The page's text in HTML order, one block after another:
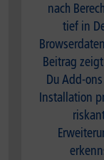
nach
tief in
Beitrag
Du Add-
Installation